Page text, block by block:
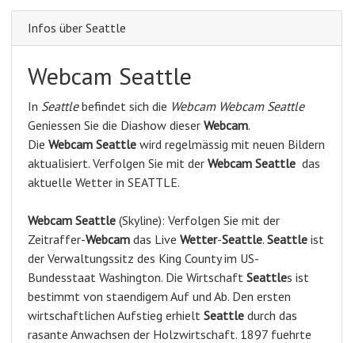
Infos über Seattle
Webcam Seattle
In Seattlebefindet sich die Webcam Webcam Seattle
Geniessen Sie die Diashow dieser Webcam.
Die Webcam Seattle wird regelmässig mit neuen Bildern
aktualisiert. Verfolgen Sie mit der Webcam Seattle das
aktuelle Wetter in SEATTLE.
Webcam Seattle (Skyline): Verfolgen Sie mit der
Zeitraffer-Webcam das Live Wetter-Seattle. Seattle ist
der Verwaltungssitz des King County im US-
Bundesstaat Washington. Die Wirtschaft Seattles ist
bestimmt von staendigem Auf und Ab. Den ersten
wirtschaftlichen Aufstieg erhielt Seattle durch das
rasante Anwachsen der Holzwirtschaft. 1897 fuehrte